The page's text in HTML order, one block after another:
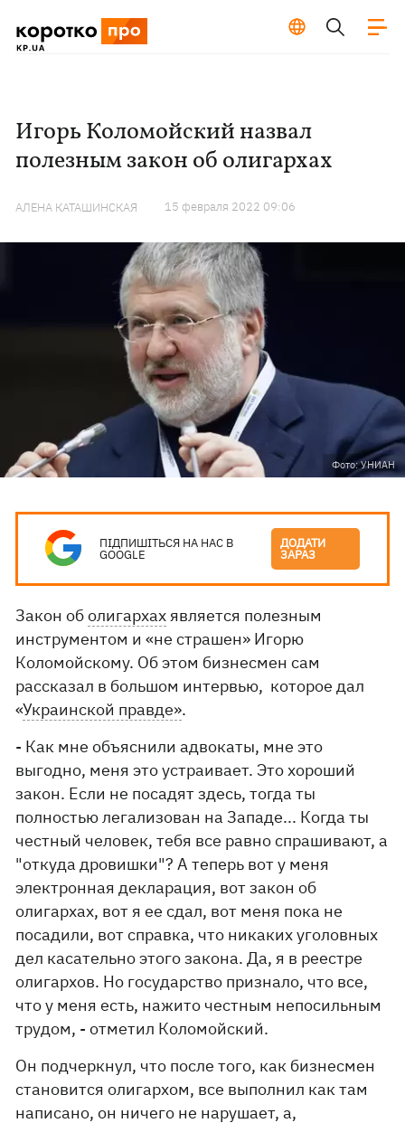
Игорь Коломойский назвал
полезным закон об олигархах
АЛЕНА КАТАШИНСКАЯ 15 февраля 2022 09:06
Фото: УНИАН
ПІДПИШІТЬСЯ НА НАС В
GOOGLE
ДОДАТИ
ЗАРАЗ
Закон оболигархахявляется полезным
инструментом и «не страшен» Игорю
Коломойскому. Об этом бизнесмен сам
рассказал в большом интервью, которое дал
«Украинской правде».
- Как мне объяснили адвокаты, мне это
выгодно, меня это устраивает. Это хороший
закон. Если не посадят здесь, тогда ты
полностью легализован на Западе... Когда ты
честный человек, тебя все равно спрашивают, а
"откуда дровишки"? А теперь вот у меня
электронная декларация, вот закон об
олигархах, вот я ее сдал, вот меня пока не
посадили, вот справка, что никаких уголовных
дел касательно этого закона. Да, я в реестре
олигархов. Но государство признало, что все,
что у меня есть, нажито честным непосильным
трудом, - отметил Коломойский.
Он подчеркнул, что после того, как бизнесмен
становится олигархом, все выполнил как там
написано, он ничего не нарушает, а,